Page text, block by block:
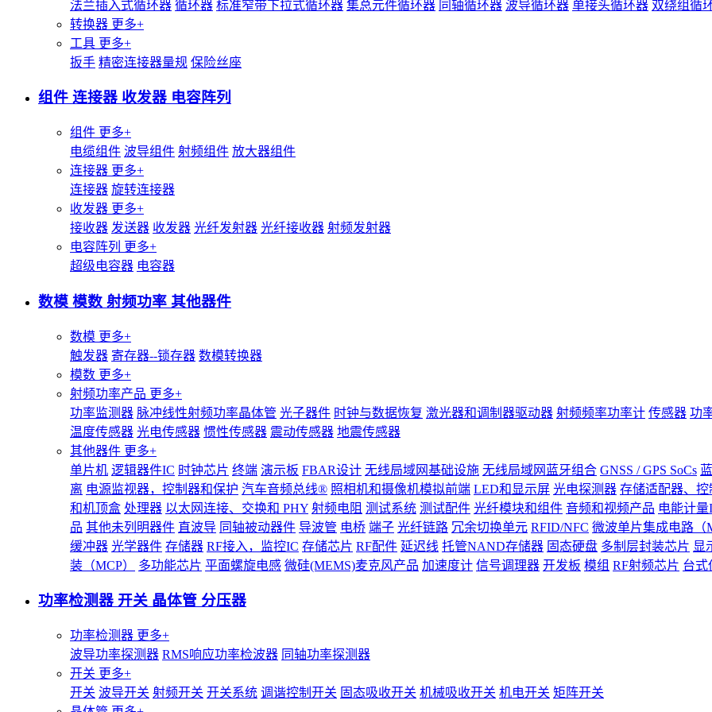
法兰插入式循环器 循环器 标准窄带下拉式循环器 集总元件循环器 同轴循环器 波导循环器 单接头循环器 双绕组循
转换器 更多+
工具 更多+
扳手 精密连接器量规 保险丝座
组件 连接器 收发器 电容阵列
组件 更多+
电缆组件 波导组件 射频组件 放大器组件
连接器 更多+
连接器 旋转连接器
收发器 更多+
接收器 发送器 收发器 光纤发射器 光纤接收器 射频发射器
电容阵列 更多+
超级电容器 电容器
数模 模数 射频功率 其他器件
数模 更多+
触发器 寄存器--锁存器 数模转换器
模数 更多+
射频功率产品 更多+
功率监测器 脉冲线性射频功率晶体管 光子器件 时钟与数据恢复 激光器和调制器驱动器 射频频率功率计 传感器 功
温度传感器 光电传感器 惯性传感器 震动传感器 地震传感器
其他器件 更多+
单片机 逻辑器件IC 时钟芯片 终端 演示板 FBAR设计 无线局域网基础设施 无线局域网蓝牙组合 GNSS / GPS SoCs
离 电源监视器，控制器和保护 汽车音频总线® 照相机和摄像机模拟前端 LED和显示屏 光电探测器 存储适配器、控
和机顶盒 处理器 以太网连接、交换和 PHY 射频电阻 测试系统 测试配件 光纤模块和组件 音频和视频产品 电能计量
品 其他未列明器件 直波导 同轴被动器件 导波管 电桥 端子 光纤链路 冗余切换单元 RFID/NFC 微波单片集成电路（
缓冲器 光学器件 存储器 RF接入，监控IC 存储芯片 RF配件 延迟线 托管NAND存储器 固态硬盘 多制层封装芯片 显
装（MCP）
多功能芯片 平面螺旋电感 微硅(MEMS)麦克风产品 加速度计 信号调理器 开发板 模组 RF射频芯片 台式
功率检测器 开关 晶体管 分压器
功率检测器 更多+
波导功率探测器 RMS响应功率检波器 同轴功率探测器
开关 更多+
开关 波导开关 射频开关 开关系统 调谐控制开关 固态吸收开关 机械吸收开关 机电开关 矩阵开关